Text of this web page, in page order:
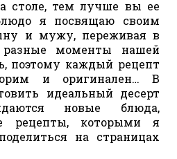
столе, тем лучше вы ее
я посвящаю своим
и мужу, переживая в
разные моменты нашей
поэтому каждый рецепт
и оригинален… В
идеальный десерт
новые блюда,
рецепты, которыми я
на страницах